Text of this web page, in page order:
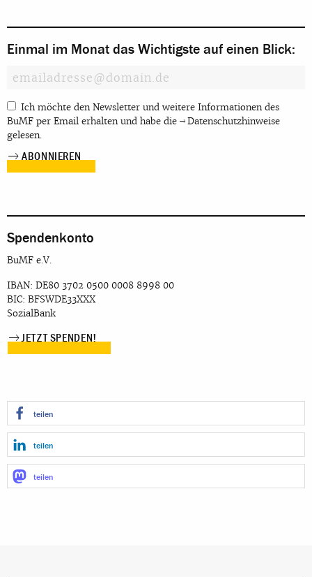
Einmal im Monat das Wichtigste auf einen Blick:
Ich möchte den Newsletter und weitere Informationen des
BuMF per Email erhalten und habe die
Datenschutzhinweise
gelesen.
Spendenkonto
BuMF e.V.
IBAN: DE80 3702 0500 0008 8998 00
BIC: BFSWDE33XXX
SozialBank
JETZT SPENDEN!
teilen
teilen
teilen